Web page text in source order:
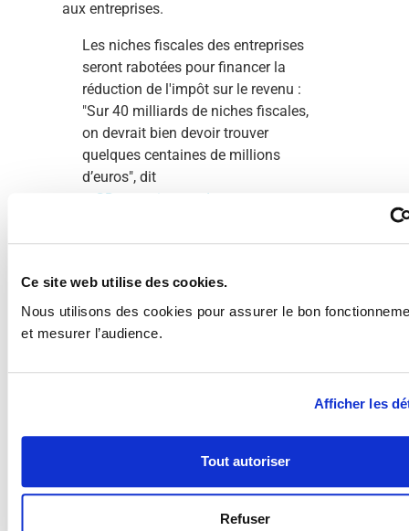
Ce site web utilise des cookies.
Nous utilisons des cookies pour assurer le bon
et mesurer l’audience.
Afficher les
Tout autoriser
Refuser
fiscales aux entreprises.
Les niches fiscales des entreprises
seront rabotées pour financer la
réduction de l'impôt sur le revenu :
"Sur 40 milliards de niches fiscales,
on devrait bien devoir trouver
quelques centaines de millions
d’euros", dit
@GDarmanin
@audrey_crespo
pic.twitter.com/eQJUXTBe7P
— Europe 1 (@Europe1)
Cet appel à la solidarité ne suffira probablement pas pour
rassurer les chefs d’entreprises. C’est pourquoi Bruno
l’échange entre le MEDEF et le ministre de l’Économie et des
Finances s’est très vite imposé. Bruno Lemaire a qualifié cet
entretien de «
une concertation commune avant toute prise de décision.
Les parties prenantes ont « plusieurs semaines » pour se